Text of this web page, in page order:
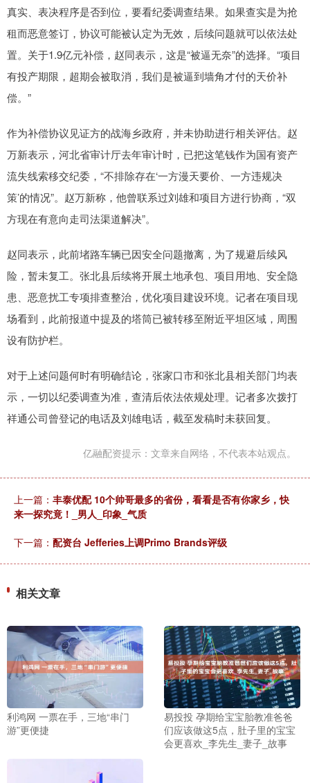
真实、表决程序是否到位，要看纪委调查结果。如果查实是为抢
租而恶意签订，协议可能被认定为无效，后续问题就可以依法处
置。关于1.9亿元补偿，赵同表示，这是“被逼无奈”的选择。“项目
有投产期限，超期会被取消，我们是被逼到墙角才付的天价补
偿。”
作为补偿协议见证方的战海乡政府，并未协助进行相关评估。赵
万新表示，河北省审计厅去年审计时，已把这笔钱作为国有资产
流失线索移交纪委，“不排除存在‘一方漫天要价、一方违规决
策’的情况”。赵万新称，他曾联系过刘雄和项目方进行协商，“双
方现在有意向走司法渠道解决”。
赵同表示，此前堵路车辆已因安全问题撤离，为了规避后续风
险，暂未复工。张北县后续将开展土地承包、项目用地、安全隐
患、恶意扰工专项排查整治，优化项目建设环境。记者在项目现
场看到，此前报道中提及的塔筒已被转移至附近平坦区域，周围
设有防护栏。
对于上述问题何时有明确结论，张家口市和张北县相关部门均表
示，一切以纪委调查为准，查清后依法依规处理。记者多次拨打
祥通公司曾登记的电话及刘雄电话，截至发稿时未获回复。
亿融配资提示：文章来自网络，不代表本站观点。
上一篇： 丰泰优配 10个帅哥最多的省份，看看是否有你家乡，快
来一探究竟！_男人_印象_气质
下一篇： 配资台 Jefferies上调Primo Brands评级
相关文章
利鸿网 一票在手，三地“串门
游”更便捷
易投投 孕期给宝宝胎教准爸爸
们应该做这5点，肚子里的宝宝
会更喜欢_李先生_妻子_故事